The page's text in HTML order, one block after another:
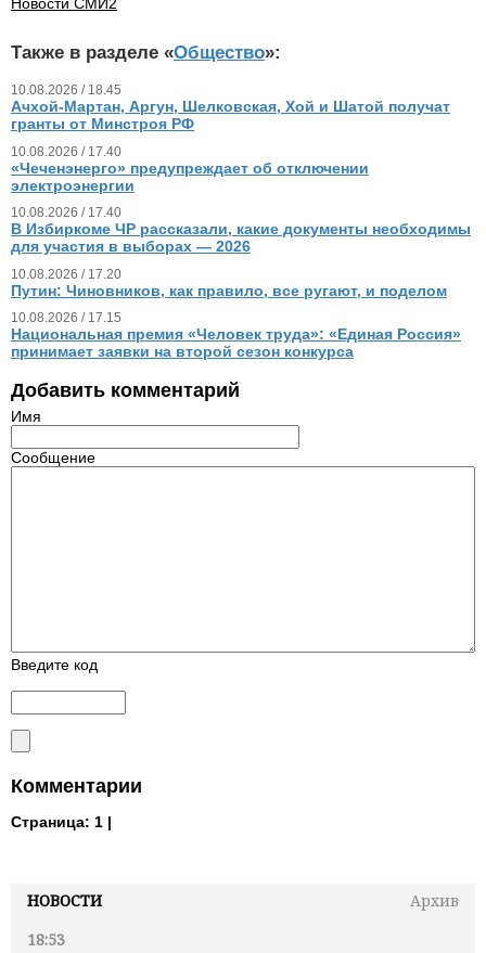
НОВОСТИ
Архив
18:53
Также в разделе «Общество»:
10.08.2026 / 18.45
Ачхой-Мартан, Аргун, Шелковская, Хой и Шатой получат
гранты от Минстроя РФ
10.08.2026 / 17.40
«Чеченэнерго» предупреждает об отключении
электроэнергии
10.08.2026 / 17.40
В Избиркоме ЧР рассказали, какие документы необходимы
для участия в выборах — 2026
10.08.2026 / 17.20
Путин: Чиновников, как правило, все ругают, и поделом
10.08.2026 / 17.15
Национальная премия «Человек труда»: «Единая Россия»
принимает заявки на второй сезон конкурса
Добавить комментарий
Имя
Сообщение
Введите код
Комментарии
Страница: 1 |